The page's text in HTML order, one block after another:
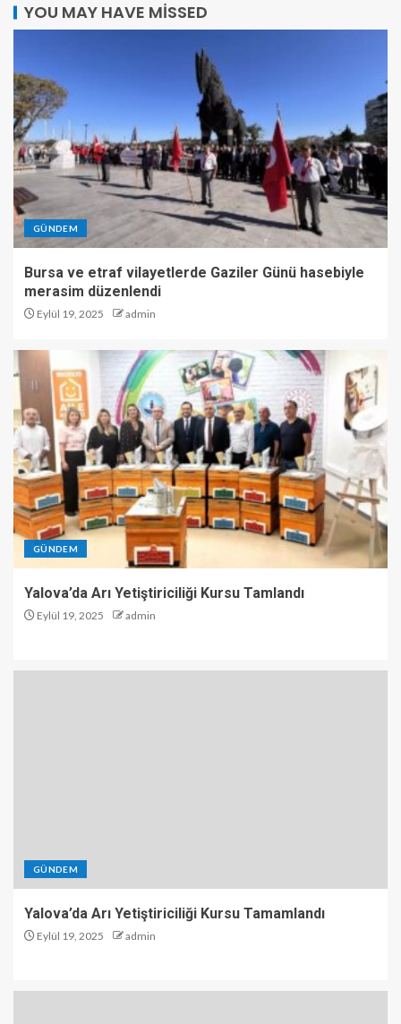
YOU MAY HAVE MISSED
GÜNDEM
Bursa ve etraf vilayetlerde Gaziler Günü hasebiyle
merasim düzenlendi
Eylül 19, 2025 admin
GÜNDEM
Yalova’da Arı Yetiştiriciliği Kursu Tamlandı
Eylül 19, 2025 admin
GÜNDEM
Yalova’da Arı Yetiştiriciliği Kursu Tamamlandı
Eylül 19, 2025 admin